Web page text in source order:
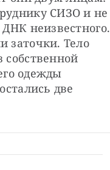
СИЗО и не
неизвестного.
заточки. Тело
одежды
две